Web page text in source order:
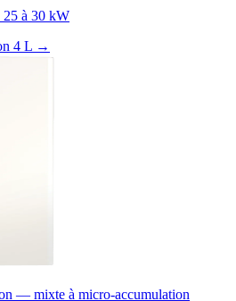
25 à 30 kW
4 L →
— mixte à micro-accumulation